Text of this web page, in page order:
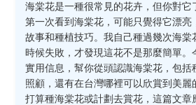
海棠花是一種很常見的花卉，但你對它
第一次看到海棠花，可能只覺得它漂亮
故事和種植技巧。我自己種過幾次海棠
時候失敗，才發現這花不是那麼簡單。
實用信息，幫你從頭認識海棠花，包括
照顧，還有在台灣哪裡可以欣賞到美麗
打算種海棠花或計劃去賞花，這篇文章